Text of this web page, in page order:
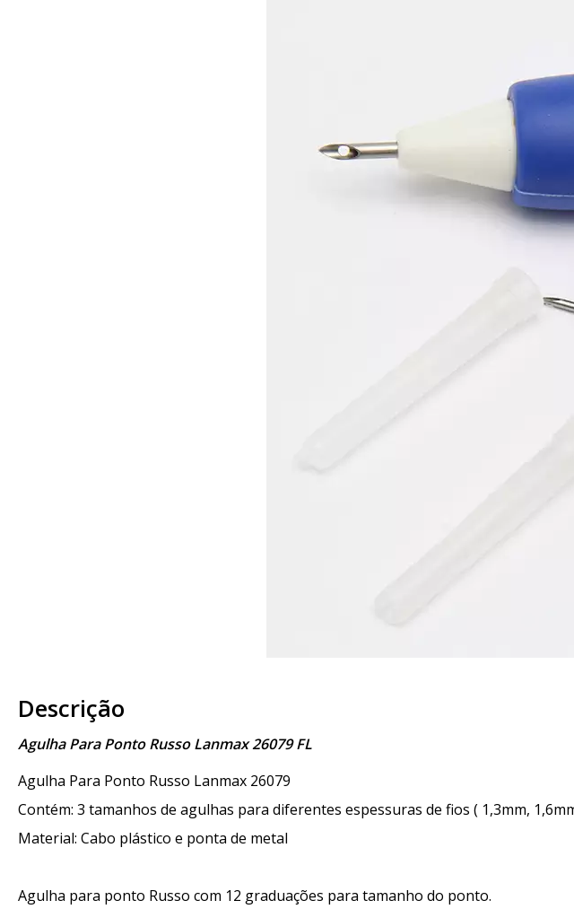
Descrição
Agulha Para Ponto Russo Lanmax 26079 FL
Agulha Para Ponto Russo Lanmax 26079
Contém: 3 tamanhos de agulhas para diferentes espessuras de fios ( 1,3mm,
Material: Cabo plástico e ponta de metal
Agulha para ponto Russo com 12 graduações para tamanho do ponto.